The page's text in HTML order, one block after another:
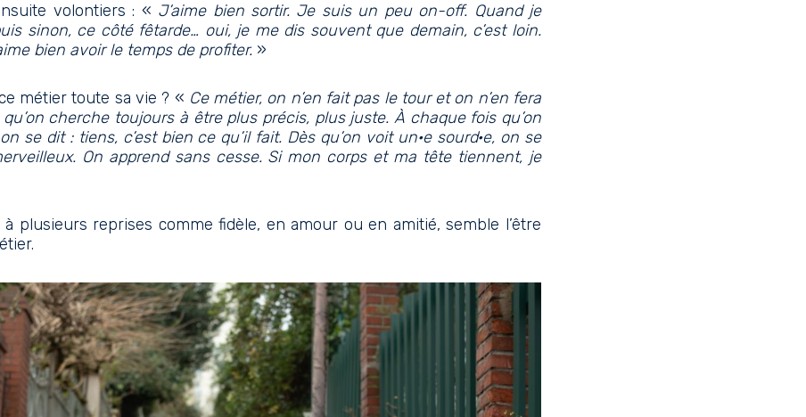
volontiers : « J’aime bien sortir. Je suis un peu on-off. Quand je
sinon, ce côté fêtarde… oui, je me dis souvent que demain, c’est loin.
bien avoir le temps de profiter. »
métier toute sa vie ? « Ce métier, on n’en fait pas le tour et on n’en fera
cherche toujours à être plus précis, plus juste. À chaque fois qu’on
se dit : tiens, c’est bien ce qu’il fait. Dès qu’on voit un·e sourd·e, on se
On apprend sans cesse. Si mon corps et ma tête tiennent, je
plusieurs reprises comme fidèle, en amour ou en amitié, semble l’être